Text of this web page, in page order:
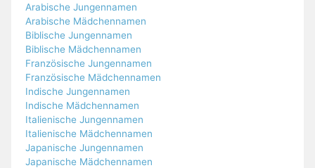
Arabische Jungennamen
Arabische Mädchennamen
Biblische Jungennamen
Biblische Mädchennamen
Französische Jungennamen
Französische Mädchennamen
Indische Jungennamen
Indische Mädchennamen
Italienische Jungennamen
Italienische Mädchennamen
Japanische Jungennamen
Japanische Mädchennamen